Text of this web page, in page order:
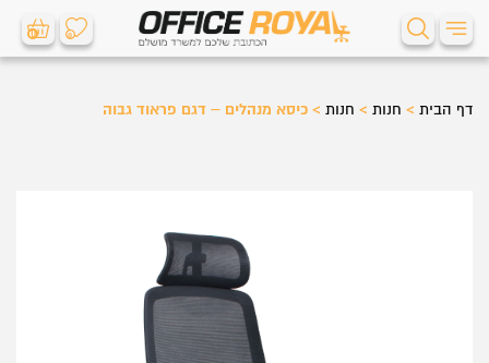
0 0
דף הבית > חנות > חנות > כיסא מנהלים – דגם פראוד גבוה